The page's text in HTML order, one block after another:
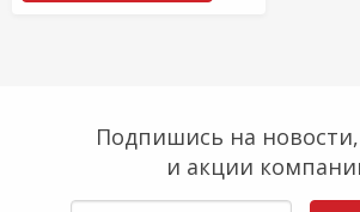
Подпишись на
и акции